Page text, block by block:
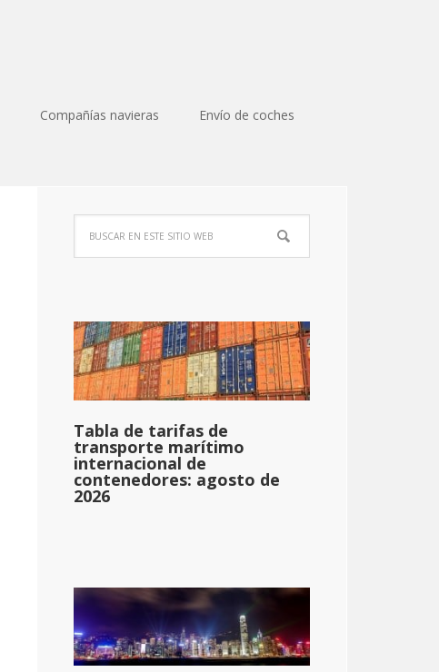
Compañías navieras Envío de coches
Tabla de tarifas de
transporte marítimo
internacional de
contenedores: agosto de
2026